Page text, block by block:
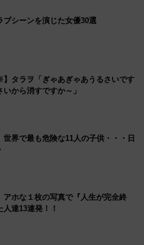
ブシーンを演じた女優30選
タラヲ「ぎゃあぎゃあうるさいです
から消すですか～」
界で最も危険な11人の子供・・・日
ホな１枚の写真で『人生が完全終
達13連発！！